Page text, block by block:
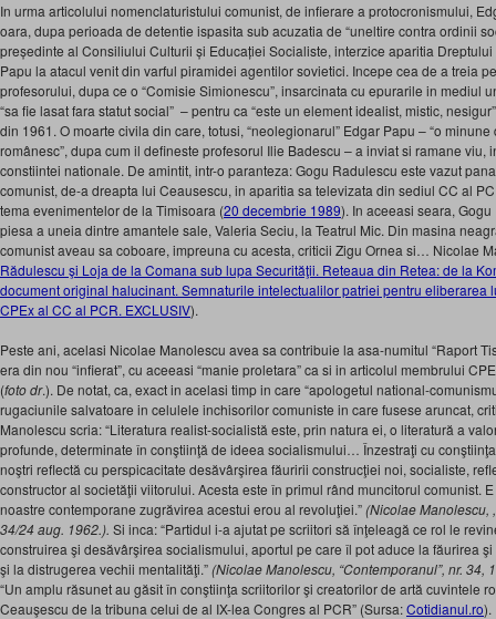
In urma articolului nomenclaturistului comunist, de infierare a protocronismului,
oara, dupa perioada de detentie ispasita sub acuzatia de “uneltire contra ordinii
președinte al Consiliului Culturii și Educației Socialiste, interzice aparitia
Papu la atacul venit din varful piramidei agentilor sovietici. Incepe cea de a treia
profesorului, dupa ce o “Comisie Simionescu”, insarcinata cu epurarile in mediul
“sa fie lasat fara statut social” – pentru ca “este un element idealist, mistic,
din 1961. O moarte civila din care, totusi, “neolegionarul” Edgar Papu – “o
românesc”, dupa cum il defineste profesorul Ilie Badescu – a inviat si ramane viu,
constiintei nationale. De amintit, intr-o paranteza: Gogu Radulescu este vazut
comunist, de-a dreapta lui Ceausescu, in aparitia sa televizata din sediul CC al
tema evenimentelor de la Timisoara (20 decembrie 1989). In aceeasi seara,
piesa a uneia dintre amantele sale, Valeria Seciu, la Teatrul Mic. Din masina
comunist aveau sa coboare, impreuna cu acesta, criticii Zigu Ornea si… Nicolae
Rădulescu şi Loja de la Comana sub lupa Securităţii. Reteaua din Retea: de la
document original halucinant. Semnaturile intelectualilor patriei pentru eliberarea
CPEx al CC al PCR. EXCLUSIV).
Peste ani, acelasi Nicolae Manolescu avea sa contribuie la asa-numitul “Raport
era din nou “infierat”, cu aceeasi “manie proletara” ca si in articolul membrului
(foto dr.). De notat, ca, exact in acelasi timp in care “apologetul national-
rugaciunile salvatoare in celulele inchisorilor comuniste in care fusese aruncat,
Manolescu scria: “Literatura realist-socialistă este, prin natura ei, o literatură a
profunde, determinate în conştiinţă de ideea socialismului… Înzestraţi cu
noştri reflectă cu perspicacitate desăvârşirea făuririi construcţiei noi, socialiste,
constructor al societăţii viitorului. Acesta este în primul rând muncitorul comunist.
noastre contemporane zugrăvirea acestui erou al revoluţiei.”(Nicolae Manolescu,
34/24 aug. 1962.). Si inca: “Partidul i-a ajutat pe scriitori să înţeleagă ce rol le
construirea şi desăvârşirea socialismului, aportul pe care îl pot aduce la făurirea
şi la distrugerea vechii mentalităţi.”(Nicolae Manolescu, “Contemporanul”, nr. 34,
“Un amplu răsunet au găsit în conştiinţa scriitorilor şi creatorilor de artă cuvintele
Ceauşescu de la tribuna celui de al IX-lea Congres al PCR” (Sursa:Cotidianul.ro).